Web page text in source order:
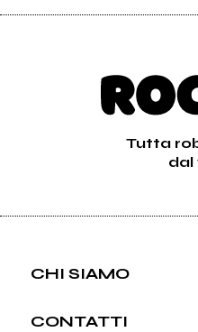
Tutta
dal
CHI SIAMO
CONTATTI